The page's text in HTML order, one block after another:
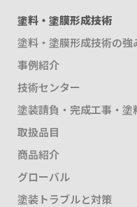
塗料・塗膜形成技術
塗料・塗膜形成技術の強
事例紹介
技術センター
塗装請負・完成工事・塗
取扱品目
商品紹介
グローバル
塗装トラブルと対策